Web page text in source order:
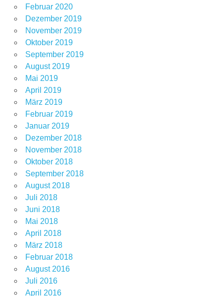
Februar 2020
Dezember 2019
November 2019
Oktober 2019
September 2019
August 2019
Mai 2019
April 2019
März 2019
Februar 2019
Januar 2019
Dezember 2018
November 2018
Oktober 2018
September 2018
August 2018
Juli 2018
Juni 2018
Mai 2018
April 2018
März 2018
Februar 2018
August 2016
Juli 2016
April 2016